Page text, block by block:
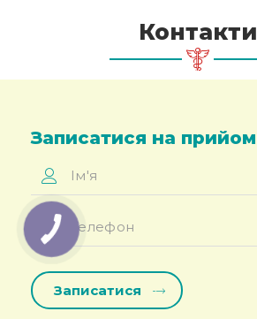
Контакти
Записатися на прийом
Ім'я
Телефон